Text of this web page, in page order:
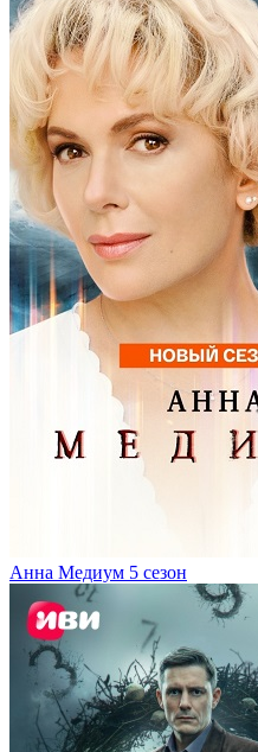
Анна Медиум 5 сезон